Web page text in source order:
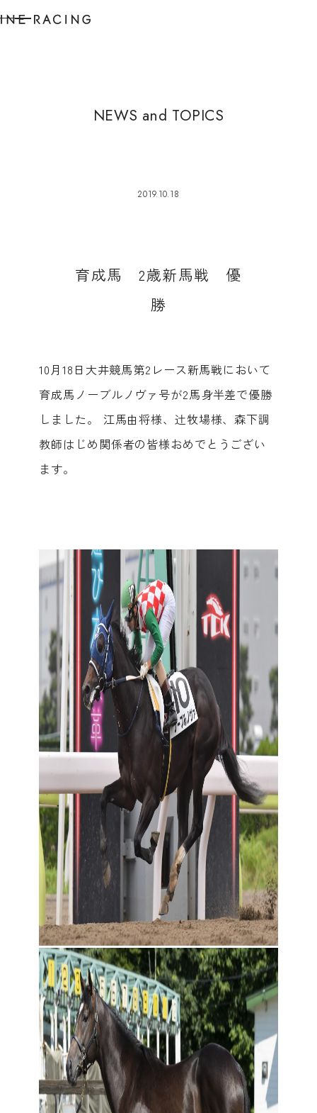
NEWS and TOPICS
2019.10.18
育成馬 2歳新馬戦
優
勝
10月18日大井競馬第2レース新馬戦において
育成馬ノーブルノヴァ号が2馬身半差で優勝
しました。 江馬由将様、辻牧場様、森下調
教師はじめ関係者の皆様おめでとうござい
ます。